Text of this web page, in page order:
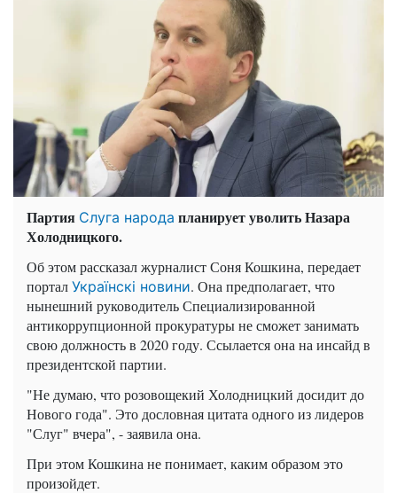
Партия Слуга народа планирует уволить Назара
Холодницкого.
Об этом рассказал журналист Соня Кошкина, передает
портал Українскі новини. Она предполагает, что
нынешний руководитель Специализированной
антикоррупционной прокуратуры не сможет занимать
свою должность в 2020 году. Ссылается она на инсайд в
президентской партии.
"Не думаю, что розовощекий Холодницкий досидит до
Нового года". Это дословная цитата одного из лидеров
"Слуг" вчера", - заявила она.
При этом Кошкина не понимает, каким образом это
произойдет.